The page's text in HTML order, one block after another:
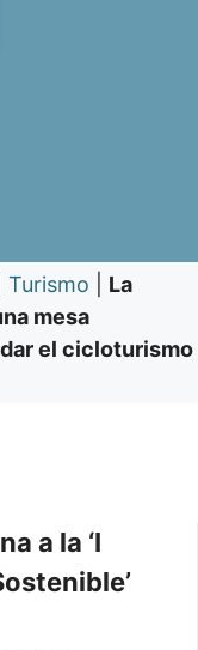
Turismo
La
mesa
el cicloturismo
a la ‘I